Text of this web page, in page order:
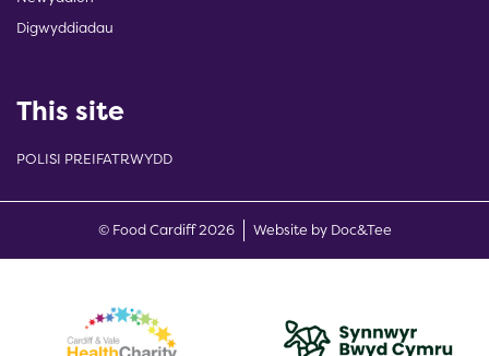
Digwyddiadau
This site
POLISI PREIFATRWYDD
© Food Cardiff 2026 Website by Doc&Tee(opens new